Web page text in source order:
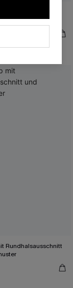
Low-Waist
Sarong
Rundhalsausschnitt